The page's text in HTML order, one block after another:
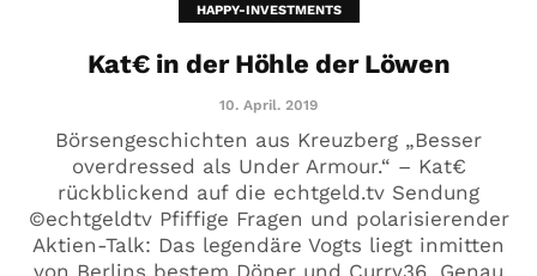
HAPPY-INVESTMENTS
Kat€ in der Höhle der Löwen
10. April. 2019
Börsengeschichten aus Kreuzberg „Besser
overdressed als Under Armour.“ – Kat€
rückblickend auf die echtgeld.tv Sendung
©echtgeldtv Pfiffige Fragen und polarisierender
Aktien-Talk: Das legendäre Vogts liegt inmitten